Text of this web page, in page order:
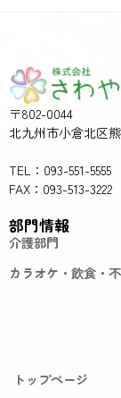
〒802-0044
北九州市小倉北区
TEL：093-551-5555
FAX：093-513-3222
部門情報
介護部門
カラオケ・飲食・
トップページ